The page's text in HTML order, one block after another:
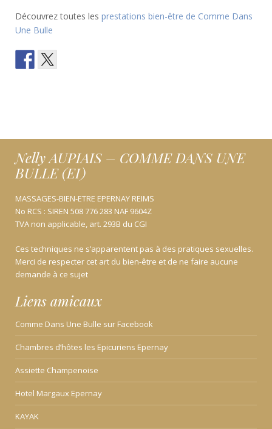
Découvrez toutes les prestations bien-être de Comme Dans
Une Bulle
Nelly AUPIAIS – COMME DANS UNE
BULLE (EI)
MASSAGES-BIEN-ETRE EPERNAY REIMS
No RCS : SIREN 508 776 283 NAF 9604Z
TVA non applicable, art. 293B du CGI
Ces techniques ne s’apparentent pas à des pratiques sexuelles.
Merci de respecter cet art du bien-être et de ne faire aucune
demande à ce sujet
Liens amicaux
Comme Dans Une Bulle sur Facebook
Chambres d’hôtes les Epicuriens Epernay
Assiette Champenoise
Hotel Margaux Epernay
KAYAK